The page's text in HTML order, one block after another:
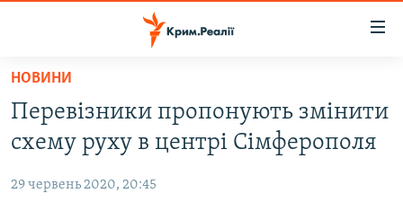
Перейти
основного
матеріалу
до
ВОДА.КРИМ
ВІДЕО ТА ФОТО
ПОЛІТИКА
НОВИНИ
Перевізники пропонують змінити
схему руху в центрі Сімферополя
29 червень 2020, 20:45